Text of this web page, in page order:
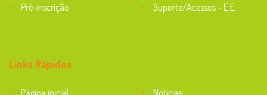
Pré-inscrição
Suporte/Acessos – E.E.
Links Rápidos
Página inicial Notícias